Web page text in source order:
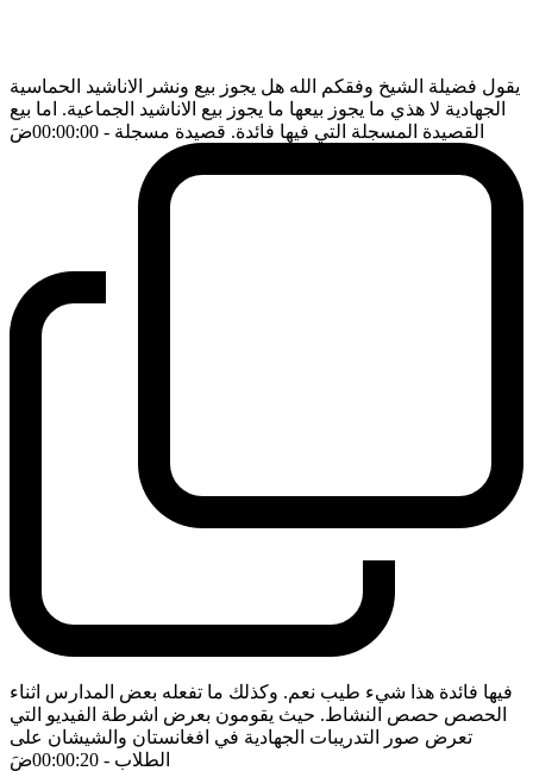
يقول فضيلة الشيخ وفقكم الله هل يجوز بيع ونشر الاناشيد الحماسية
الجهادية لا هذي ما يجوز بيعها ما يجوز بيع الاناشيد الجماعية. اما بيع
القصيدة المسجلة التي فيها فائدة. قصيدة مسجلة - 00:00:00 ضَ
فيها فائدة هذا شيء طيب نعم. وكذلك ما تفعله بعض المدارس اثناء
الحصص حصص النشاط. حيث يقومون بعرض اشرطة الفيديو التي
تعرض صور التدريبات الجهادية في افغانستان والشيشان على
الطلاب - 00:00:20 ضَ